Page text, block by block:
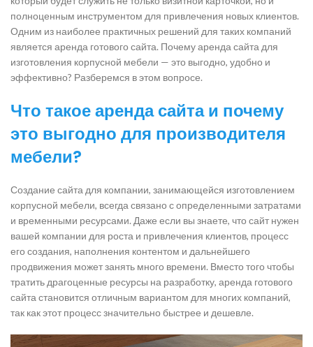
полноценным инструментом для привлечения новых клиентов.
Одним из наиболее практичных решений для таких компаний
является аренда готового сайта. Почему аренда сайта для
изготовления корпусной мебели — это выгодно, удобно и
эффективно? Разберемся в этом вопросе.
Что такое аренда сайта и почему
это выгодно для производителя
мебели?
Создание сайта для компании, занимающейся изготовлением
корпусной мебели, всегда связано с определенными затратами
и временными ресурсами. Даже если вы знаете, что сайт нужен
вашей компании для роста и привлечения клиентов, процесс
его создания, наполнения контентом и дальнейшего
продвижения может занять много времени. Вместо того чтобы
тратить драгоценные ресурсы на разработку, аренда готового
сайта становится отличным вариантом для многих компаний,
так как этот процесс значительно быстрее и дешевле.